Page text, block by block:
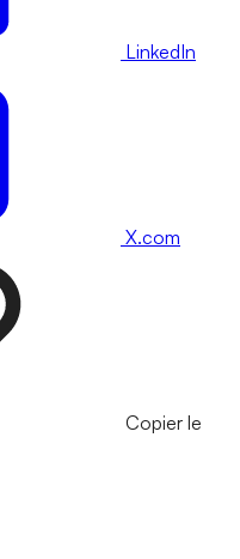
LinkedIn
X.com
Copier le